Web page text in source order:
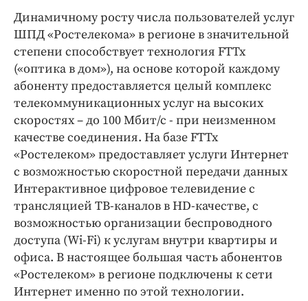
Динамичному росту числа пользователей услуг
ШПД «Ростелекома» в регионе в значительной
степени способствует технология FTTx
(«оптика в дом»), на основе которой каждому
абоненту предоставляется целый комплекс
телекоммуникационных услуг на высоких
скоростях – до 100 Мбит/с - при неизменном
качестве соединения. На базе FTTx
«Ростелеком» предоставляет услуги Интернет
с возможностью скоростной передачи данных
Интерактивное цифровое телевидение с
трансляцией ТВ-каналов в HD-качестве, с
возможностью организации беспроводного
доступа (Wi-Fi) к услугам внутри квартиры и
офиса. В настоящее большая часть абонентов
«Ростелеком» в регионе подключены к сети
Интернет именно по этой технологии.